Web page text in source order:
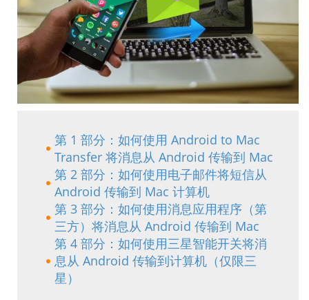
第 1 部分：如何使用 Android to Mac
Transfer 将消息从 Android 传输到 Mac
第 2 部分：如何使用电子邮件将短信从
Android 传输到 Mac 计算机
第 3 部分：如何使用消息应用程序（第
三方）将消息从 Android 传输到 Mac
第 4 部分：如何使用三星智能开关将消
息从 Android 传输到计算机（仅限三
星）